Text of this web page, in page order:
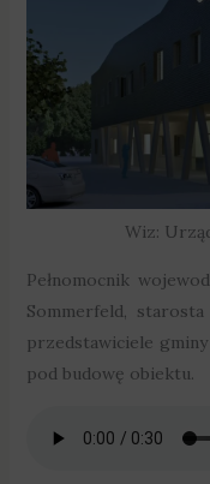
Wiz:
Pełnomocnik
Sommerfeld,
przedstawiciele
pod budowę obiektu.